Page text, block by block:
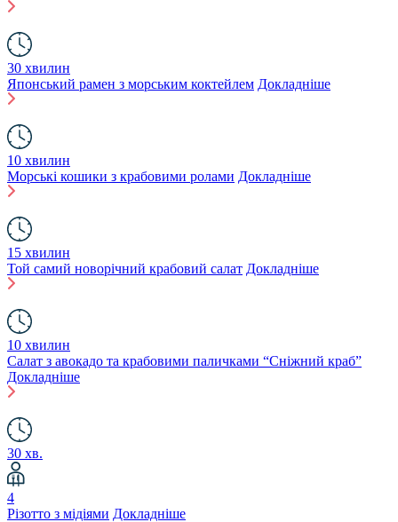
30 хвилин
Японський рамен з морським коктейлем Докладніше
10 хвилин
Морські кошики з крабовими ролами Докладніше
15 хвилин
Той самий новорічний крабовий салат Докладніше
10 хвилин
Салат з авокадо та крабовими паличками “Сніжний краб”
Докладніше
30 хв.
4
Різотто з мідіями Докладніше